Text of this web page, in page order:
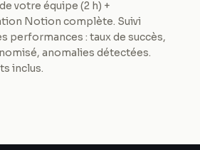
votre équipe (2 h) +
Notion complète. Suivi
performances : taux de succès,
anomalies détectées.
inclus.